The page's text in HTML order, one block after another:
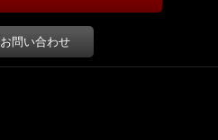
お問い合わせ